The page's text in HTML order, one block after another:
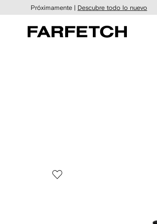
Próximamente | Descubre todo lo nuevo